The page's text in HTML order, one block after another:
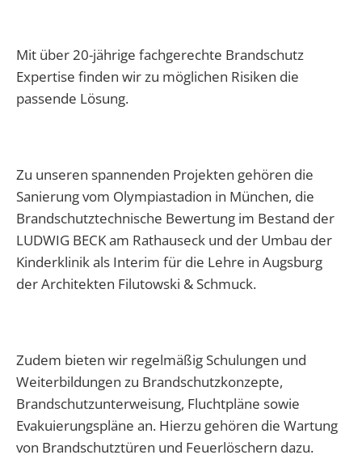
Mit über 20-jährige fachgerechte Brandschutz
Expertise finden wir zu möglichen Risiken die
passende Lösung.
Zu unseren spannenden Projekten gehören die
Sanierung vom Olympiastadion in München, die
Brandschutztechnische Bewertung im Bestand der
LUDWIG BECK am Rathauseck und der Umbau der
Kinderklinik als Interim für die Lehre in Augsburg
der Architekten Filutowski & Schmuck.
Zudem bieten wir regelmäßig Schulungen und
Weiterbildungen zu Brandschutzkonzepte,
Brandschutzunterweisung, Fluchtpläne sowie
Evakuierungspläne an. Hierzu gehören die Wartung
von Brandschutztüren und Feuerlöschern dazu.